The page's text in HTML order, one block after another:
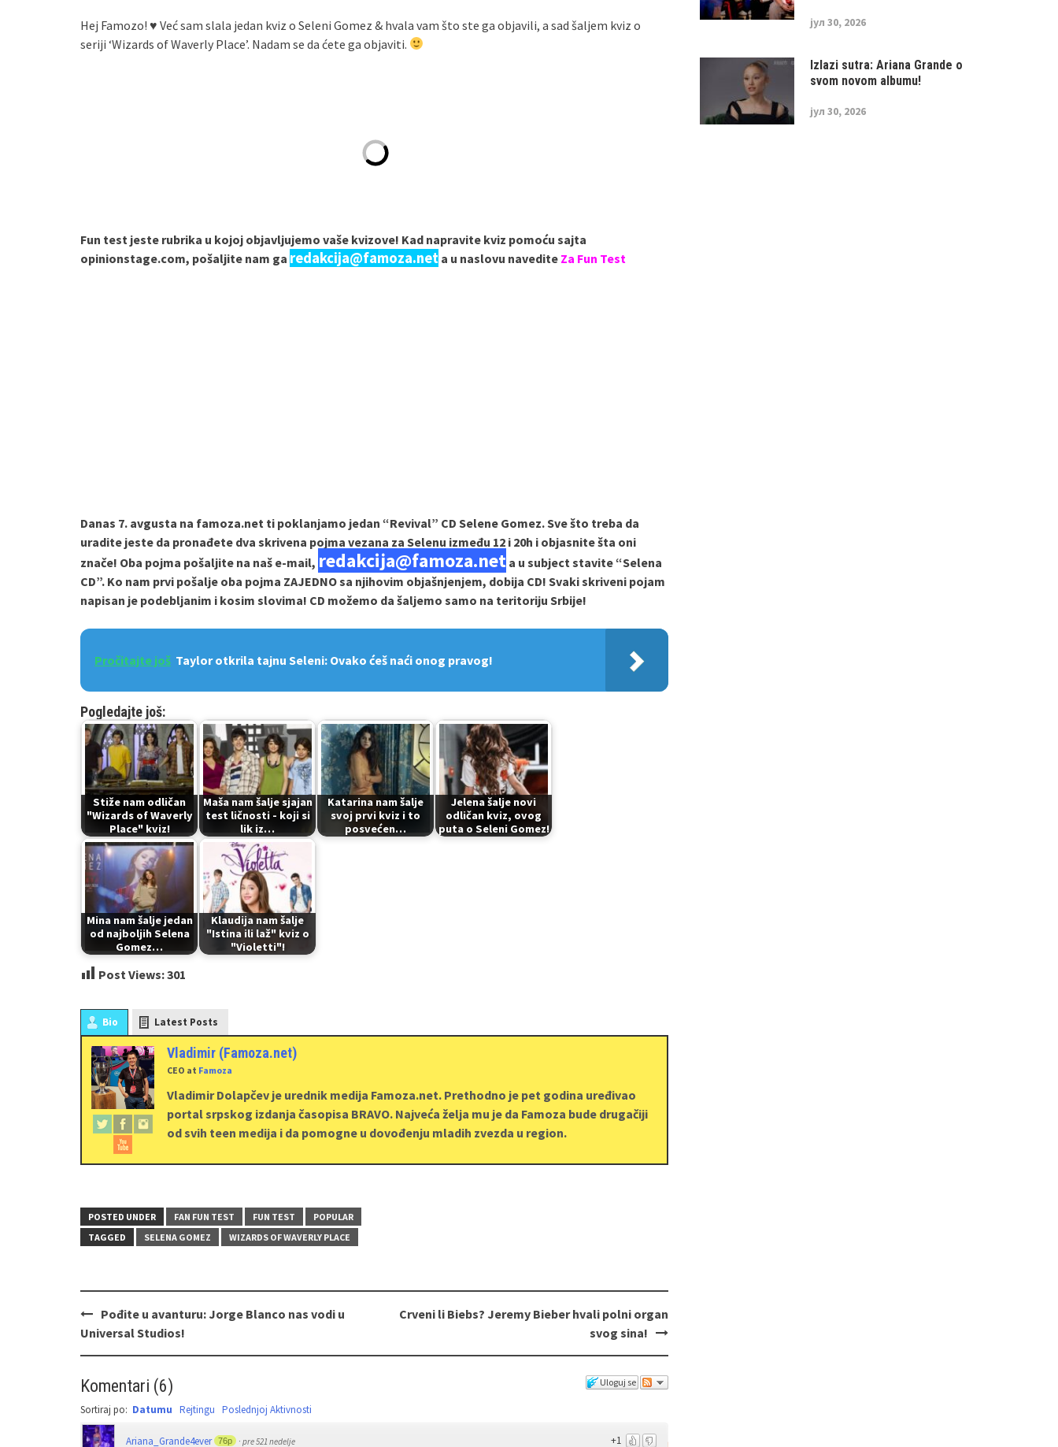
Hej Famozo! ♥ Već sam slala jedan kviz o Seleni Gomez & hvala vam što ste ga objavili, a sad šaljem kviz o
seriji ‘Wizards of Waverly Place’. Nadam se da ćete ga objaviti.
Fun test jeste rubrika u kojoj objavljujemo vaše kvizove! Kad napravite kviz pomoću sajta
opinionstage.com, pošaljite nam ga redakcija@famoza.net a u naslovu navedite Za Fun Test
Danas 7. avgusta na famoza.net ti poklanjamo jedan “Revival” CD Selene Gomez. Sve što treba da
uradite jeste da pronađete dva skrivena pojma vezana za Selenu između 12 i 20h i objasnite šta oni
znače! Oba pojma pošaljite na naš e-mail, redakcija@famoza.net a u subject stavite “Selena
CD”. Ko nam prvi pošalje oba pojma ZAJEDNO sa njihovim objašnjenjem, dobija CD! Svaki skriveni pojam
napisan je podebljanim i kosim slovima! CD možemo da šaljemo samo na teritoriju Srbije!
Pročitajte još Taylor otkrila tajnu Seleni: Ovako ćeš naći onog pravog!
Pogledajte još:
Stiže nam odličan
"Wizards of Waverly
Place" kviz!
Maša nam šalje sjajan
test ličnosti - koji si
lik iz…
Katarina nam šalje
svoj prvi kviz i to
posvećen…
Jelena šalje novi
odličan kviz, ovog
puta o Seleni Gomez!
Mina nam šalje jedan
od najboljih Selena
Gomez…
Klaudija nam šalje
"Istina ili laž" kviz o
"Violetti"!
Post Views:301
Bio Latest Posts
Vladimir (Famoza.net)
CEO at Famoza
Vladimir Dolapčev je urednik medija Famoza.net. Prethodno je pet godina uređivao
portal srpskog izdanja časopisa BRAVO. Najveća želja mu je da Famoza bude drugačiji
od svih teen medija i da pomogne u dovođenju mladih zvezda u region.
POSTED UNDER FAN FUN TEST FUN TEST
POPULAR
TAGGED
SELENA GOMEZ WIZARDS OF WAVERLY PLACE
Pođite u avanturu: Jorge Blanco nas vodi u
Universal Studios!
Crveni li Biebs? Jeremy Bieber hvali polni organ
svog sina!
Uloguj se
Komentari (6)
Sortiraj po: Datumu Rejtingu Poslednjoj Aktivnosti
+1
Ariana_Grande4ever 76p · pre 521 nedelje
јул 30, 2026
Izlazi sutra: Ariana Grande o
svom novom albumu!
јул 30, 2026